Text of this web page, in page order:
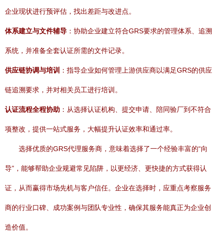
企业现状进行预评估，找出差距与改进点。
体系建立与文件辅导 ：协助企业建立符合GRS要求的管理体系、追溯
系统，并准备全套认证所需的文件记录。
供应链协调与培训 ：指导企业如何管理上游供应商以满足GRS的供应
链追溯要求，并对相关员工进行培训。
认证流程全程协助 ：从选择认证机构、提交申请、陪同验厂到不符合
项整改，提供一站式服务，大幅提升认证效率和通过率。
选择优质的GRS代理服务商，意味着选择了一个经验丰富的“向
导”，能够帮助企业规避常见陷阱，以更经济、更快捷的方式获得认
证，从而赢得市场先机与客户信任。企业在选择时，应重点考察服务
商的行业口碑、成功案例与团队专业性，确保其服务能真正为企业创
造价值。